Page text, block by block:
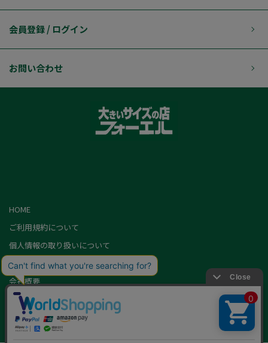
会員登録 / ログイン
お問い合わせ
HOME
ご利用規約について
個人情報の取り扱いについて
特定商取引に基づく表記
会社概要
カード会員（情報変更/ポイント照会）
お問い合わせ